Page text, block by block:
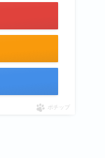
ポチップ